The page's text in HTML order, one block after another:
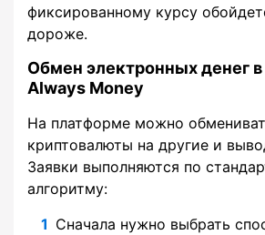
фиксированному курсу
дороже.
Обмен электронных денег
Always Money
На платформе можно
криптовалюты на другие и
Заявки выполняются по
алгоритму:
Сначала нужно выбрать